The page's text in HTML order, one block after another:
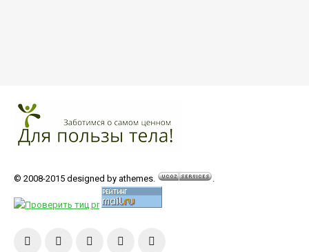
© 2008-2015 designed by athemes. .